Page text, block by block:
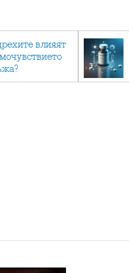
влияят